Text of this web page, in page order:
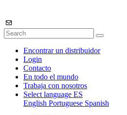
Encontrar un distribuidor
Login
Contacto
En todo el mundo
Trabaja con nosotros
Select language ES
English Portuguese Spanish